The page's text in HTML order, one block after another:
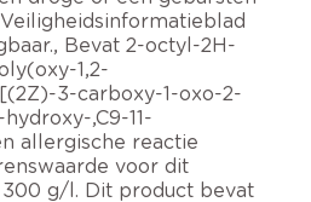
Bevat 2-octyl-2H-
1,2-
3-carboxy-1-oxo-2-
,C9-11-
allergische reactie
voor dit
g/l. Dit product bevat